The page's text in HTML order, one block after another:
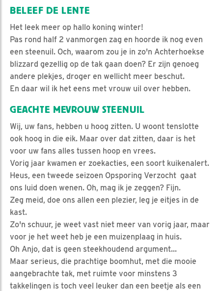
BELEEF DE LENTE
Het leek meer op hallo koning winter!
Pas rond half 2 vanmorgen zag en hoorde ik nog even
een steenuil. Och, waarom zou je in zo'n Achterhoekse
blizzard gezellig op de tak gaan doen? Er zijn genoeg
andere plekjes, droger en wellicht meer beschut.
En daar wil ik het eens met vrouw uil over hebben.
GEACHTE MEVROUW STEENUIL
Wij, uw fans, hebben u hoog zitten. U woont tenslotte
ook hoog in die eik. Maar over dat zitten, daar is het
voor uw fans alles tussen hoop en vrees.
Vorig jaar kwamen er zoekacties, een soort kuikenalert.
Heus, een tweede seizoen Opsporing Verzocht gaat
ons luid doen wenen. Oh, mag ik je zeggen? Fijn.
Zeg meid, doe ons allen een plezier, leg je eitjes in de
kast.
Zo'n schuur, je weet vast niet meer van vorig jaar, maar
voor je het weet heb je een muizenplaag in huis.
Oh Anjo, dat is geen steekhoudend argument...
Maar serieus, die prachtige boomhut, met die mooie
aangebrachte tak, met ruimte voor minstens 3
takkelingen is toch veel leuker dan een beetje als een